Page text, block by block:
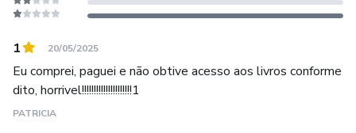
Fisioterapia e Reabilitação
1 20/05/2025
Eu comprei, paguei e não obtive acesso aos livros conforme
dito, horrivel!!!!!!!!!!!!!!!!!!!!!1
PATRICIA